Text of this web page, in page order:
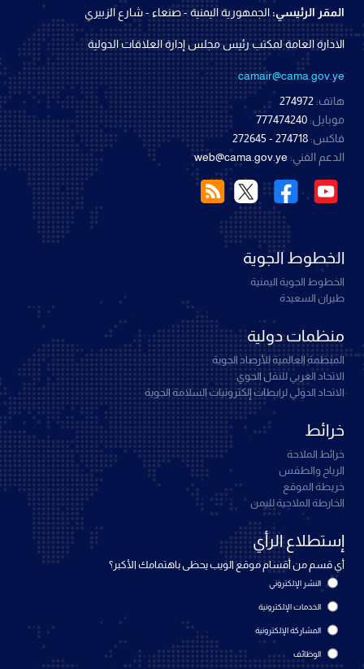
المقر الرئيسي:الجمهورية اليمنية - صنعاء - شارع الزبيري
الادارة العامة لمكتب رئيس مجلس إدارة العلاقات الدولية
camair@cama.gov.ye
هاتف: 274972
موبايل: 777474240
فاكس: 274718 - 272645
الدعم الفني: web@cama.gov.ye
الخطوط الجوية
الخطوط الجوية اليمنية
طيران السعيدة
منظمات دولية
المنظمة العالمية للأرصاد الجوية
الاتحاد العربي للنقل الجوي
الاتحاد الدولي لرابطات إلكترونيات السلامة الجوية
خرائط
خرائط الملاحة
الرياح والطقس
خريطة الموقع
الخارطة الملاحية لليمن
إستطلاع الرأي
أي قسم من أقسام موقع الويب يحظى باهتمامك الأكبر؟
النشر الإلكتروني
الخدمات الإلكترونية
المشاركة الإلكترونية
الوظائف